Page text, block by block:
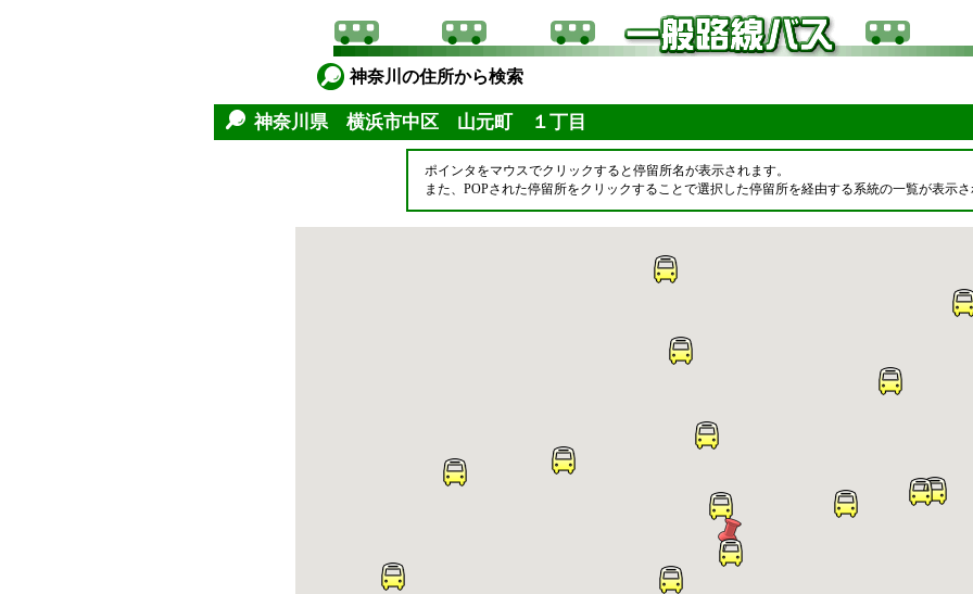
神奈川の住所から検索
神奈川県 横浜市中区 山元町 １丁目
ポインタをマウスでクリックすると停留所名が表示されます。
また、POPされた停留所をクリックすることで選択した停留所を経由する系統の一覧が表示